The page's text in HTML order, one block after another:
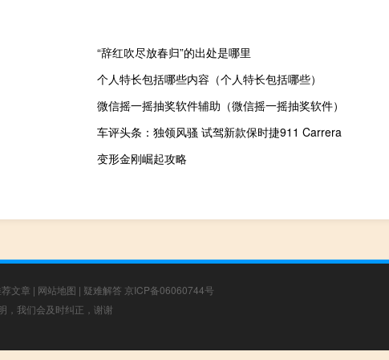
“辞红吹尽放春归”的出处是哪里
个人特长包括哪些内容（个人特长包括哪些）
微信摇一摇抽奖软件辅助（微信摇一摇抽奖软件）
车评头条：独领风骚 试驾新款保时捷911 Carrera
变形金刚崛起攻略
文章 | 网站地图 | 疑难解答 京ICP备06060744号
，我们会及时纠正，谢谢